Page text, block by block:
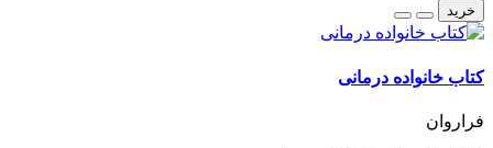
خرید
کتاب خانواده درمانی
فراروان